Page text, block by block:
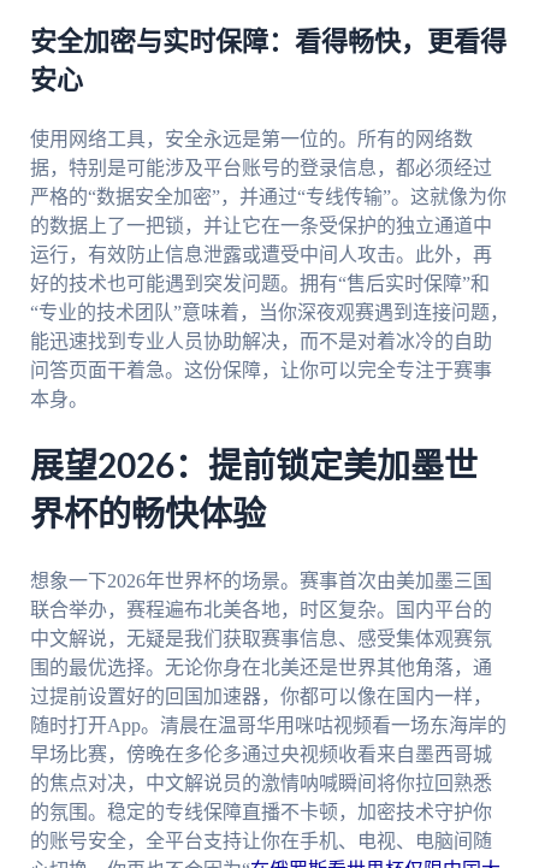
安全加密与实时保障：看得畅快，更看得
安心
使用网络工具，安全永远是第一位的。所有的网络数
据，特别是可能涉及平台账号的登录信息，都必须经过
严格的“数据安全加密”，并通过“专线传输”。这就像为你
的数据上了一把锁，并让它在一条受保护的独立通道中
运行，有效防止信息泄露或遭受中间人攻击。此外，再
好的技术也可能遇到突发问题。拥有“售后实时保障”和
“专业的技术团队”意味着，当你深夜观赛遇到连接问题，
能迅速找到专业人员协助解决，而不是对着冰冷的自助
问答页面干着急。这份保障，让你可以完全专注于赛事
本身。
展望2026：提前锁定美加墨世
界杯的畅快体验
想象一下2026年世界杯的场景。赛事首次由美加墨三国
联合举办，赛程遍布北美各地，时区复杂。国内平台的
中文解说，无疑是我们获取赛事信息、感受集体观赛氛
围的最优选择。无论你身在北美还是世界其他角落，通
过提前设置好的回国加速器，你都可以像在国内一样，
随时打开App。清晨在温哥华用咪咕视频看一场东海岸的
早场比赛，傍晚在多伦多通过央视频收看来自墨西哥城
的焦点对决，中文解说员的激情呐喊瞬间将你拉回熟悉
的氛围。稳定的专线保障直播不卡顿，加密技术守护你
的账号安全，全平台支持让你在手机、电视、电脑间随